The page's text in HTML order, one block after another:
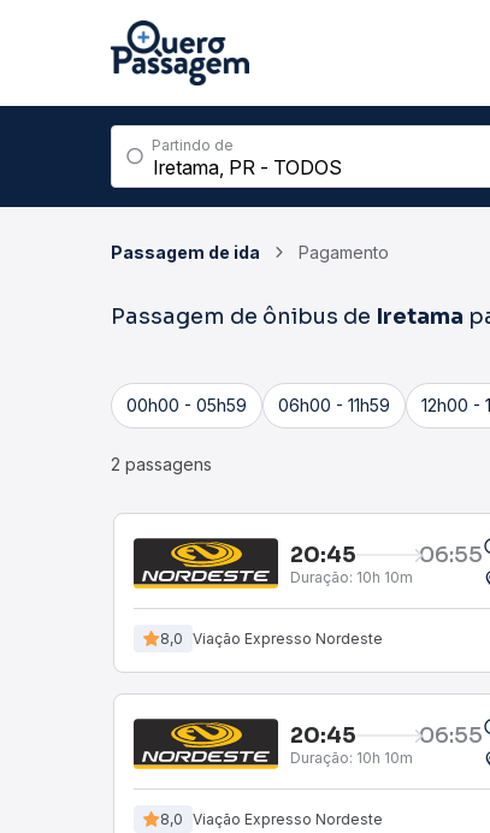
Partindo de
Passagem de ida Pagamento
Passagem de ônibus de Iretama
00h00 - 05h59 06h00 - 11h59 12h00 -
2 passagens
20:45 06:55
Duração: 10h 10m
8,0 Viação Expresso Nordeste
20:45 06:55
Duração: 10h 10m
8,0 Viação Expresso Nordeste